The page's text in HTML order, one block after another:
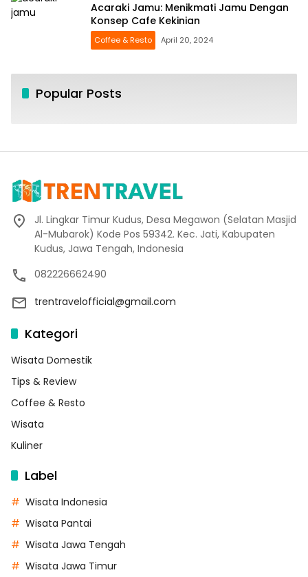
Acaraki Jamu: Menikmati Jamu Dengan
Konsep Cafe Kekinian
Coffee & Resto April 20, 2024
Popular Posts
Jl. Lingkar Timur Kudus, Desa Megawon (Selatan Masjid
Al-Mubarok) Kode Pos 59342. Kec. Jati, Kabupaten
Kudus, Jawa Tengah, Indonesia
082226662490
trentravelofficial@gmail.com
Kategori
Wisata Domestik
Tips & Review
Coffee & Resto
Wisata
Kuliner
Label
Wisata Indonesia
Wisata Pantai
Wisata Jawa Tengah
Wisata Jawa Timur